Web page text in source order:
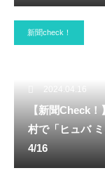
新聞check！
2024.04.16
【新聞Check
村で「ヒュバ
4/16